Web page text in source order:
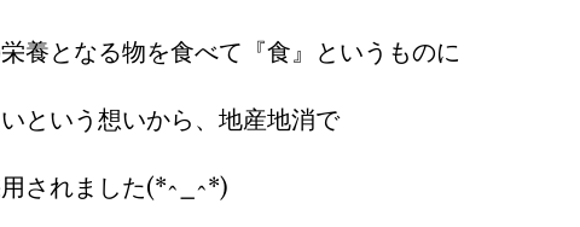
養となる物を食べて『食』というものに
という想いから、地産地消で
されました(*^_^*)